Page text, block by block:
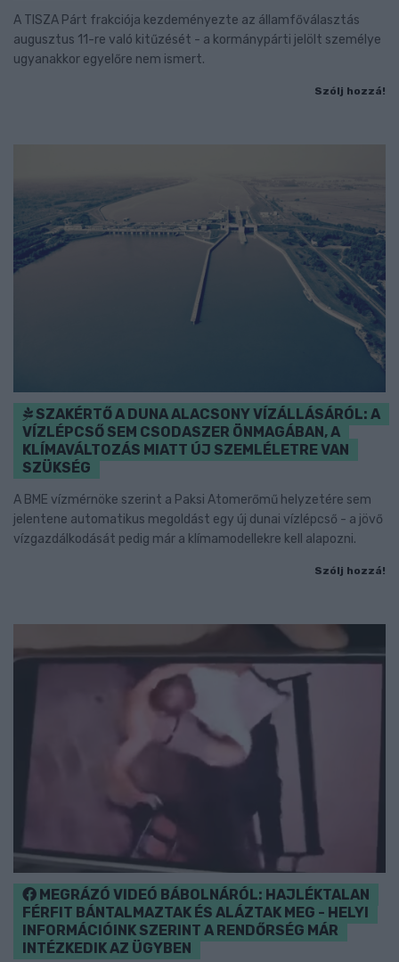
A TISZA Párt frakciója kezdeményezte az államfőválasztás
augusztus 11-re való kitűzését - a kormánypárti jelölt személye
ugyanakkor egyelőre nem ismert.
Szólj hozzá!
SZAKÉRTŐ A DUNA ALACSONY VÍZÁLLÁSÁRÓL: A
VÍZLÉPCSŐ SEM CSODASZER ÖNMAGÁBAN, A
KLÍMAVÁLTOZÁS MIATT ÚJ SZEMLÉLETRE VAN
SZÜKSÉG
A BME vízmérnöke szerint a Paksi Atomerőmű helyzetére sem
jelentene automatikus megoldást egy új dunai vízlépcső - a jövő
vízgazdálkodását pedig már a klímamodellekre kell alapozni.
Szólj hozzá!
MEGRÁZÓ VIDEÓ BÁBOLNÁRÓL: HAJLÉKTALAN
FÉRFIT BÁNTALMAZTAK ÉS ALÁZTAK MEG - HELYI
INFORMÁCIÓINK SZERINT A RENDŐRSÉG MÁR
INTÉZKEDIK AZ ÜGYBEN